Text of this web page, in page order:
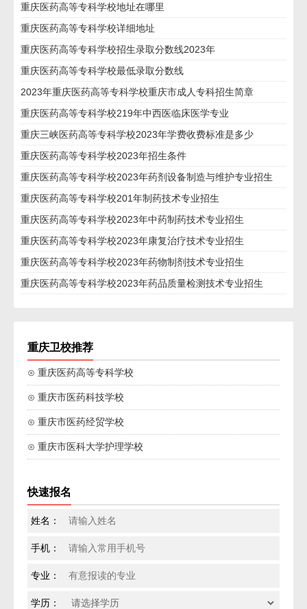
重庆医药高等专科学校地址在哪里
重庆医药高等专科学校详细地址
重庆医药高等专科学校招生录取分数线2023年
重庆医药高等专科学校最低录取分数线
2023年重庆医药高等专科学校重庆市成人专科招生简章
重庆医药高等专科学校219年中西医临床医学专业
重庆三峡医药高等专科学校2023年学费收费标准是多少
重庆医药高等专科学校2023年招生条件
重庆医药高等专科学校2023年药剂设备制造与维护专业招生
重庆医药高等专科学校201年制药技术专业招生
重庆医药高等专科学校2023年中药制药技术专业招生
重庆医药高等专科学校2023年康复治疗技术专业招生
重庆医药高等专科学校2023年药物制剂技术专业招生
重庆医药高等专科学校2023年药品质量检测技术专业招生
重庆卫校推荐
⊙ 重庆医药高等专科学校
⊙ 重庆市医药科技学校
⊙ 重庆市医药经贸学校
⊙ 重庆市医科大学护理学校
快速报名
姓名：
手机：
专业：
学历：